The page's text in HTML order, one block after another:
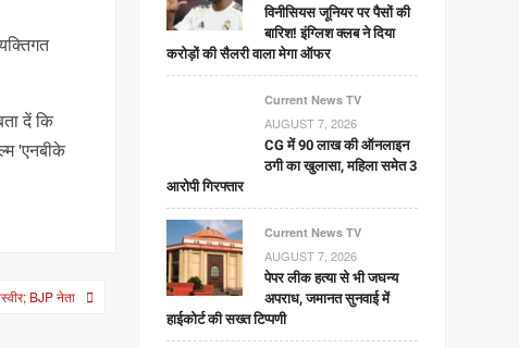
दें कि
'एनबीके
BJP नेता
विनीसियस जूनियर पर पैसों की
बारिश! इंग्लिश क्लब ने दिया
करोड़ों की सैलरी वाला मेगा ऑफर
Current News TV
AUGUST 7, 2026
CG में 90 लाख की ऑनलाइन
ठगी का खुलासा, महिला समेत 3
आरोपी गिरफ्तार
Current News TV
AUGUST 7, 2026
पेपर लीक हत्या से भी जघन्य
अपराध, जमानत सुनवाई में
हाईकोर्ट की सख्त टिप्पणी